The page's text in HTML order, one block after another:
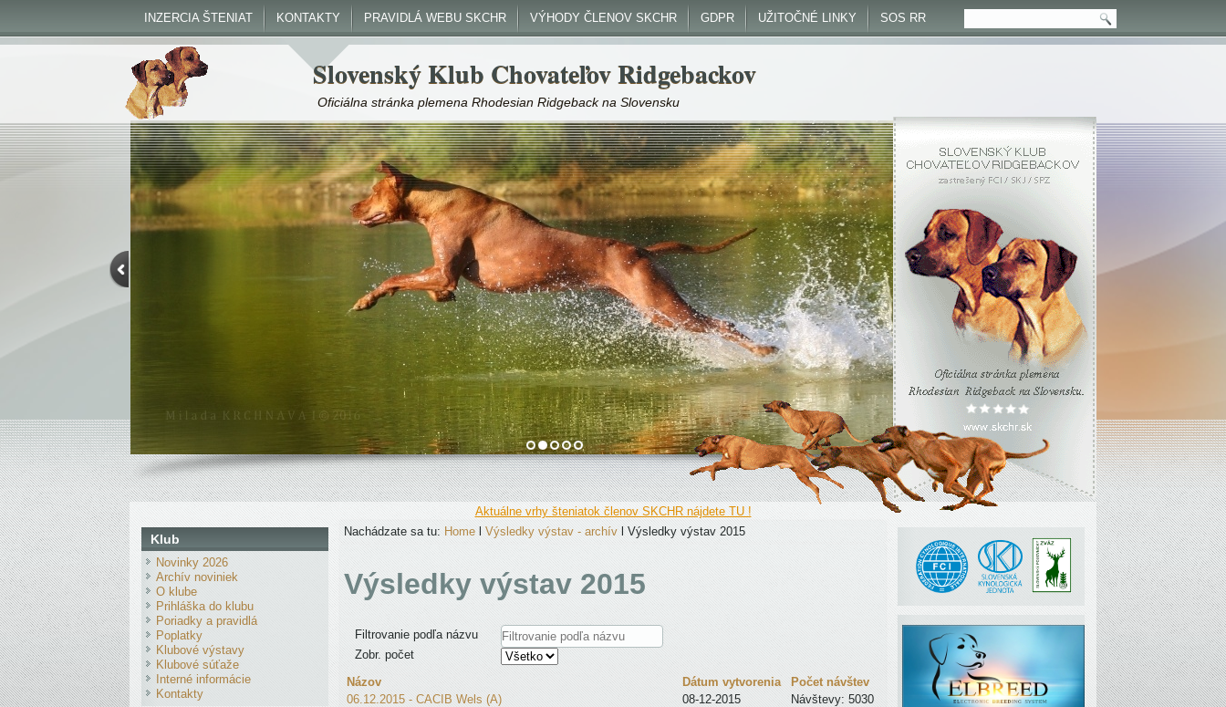
Slovenský Klub Chovateľov Ridgebackov
Oficiálna stránka plemena Rhodesian Ridgeback na Slovensku
INZERCIA ŠTENIAT KONTAKTY PRAVIDLÁ WEBU SKCHR VÝHODY ČLENOV SKCHR GDPR UŽITOČNÉ LINKY SOS RR
Aktuálne vrhy šteniatok členov SKCHR nájdete TU !
Klub
Novinky 2026
Archív noviniek
O klube
Prihláška do klubu
Poriadky a pravidlá
Poplatky
Klubové výstavy
Klubové súťaže
Interné informácie
Kontakty
Nachádzate sa tu: Home Výsledky výstav - archív Výsledky výstav 2015
Výsledky výstav 2015
Filtrovanie podľa názvu
Zobr. počet
Názov
Dátum vytvorenia
Počet návštev
06.12.2015 - CACIB Wels (A)
08-12-2015
Návštevy: 5030